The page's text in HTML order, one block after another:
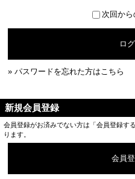
次回か
ロ
» パスワードを忘れた方はこちら
新規会員登録
会員登録がお済みでない方は「会員登録す
ります。
会員